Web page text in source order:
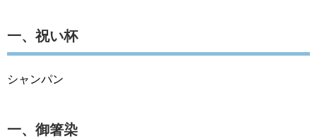
一、祝い杯
シャンパン
一、御箸染